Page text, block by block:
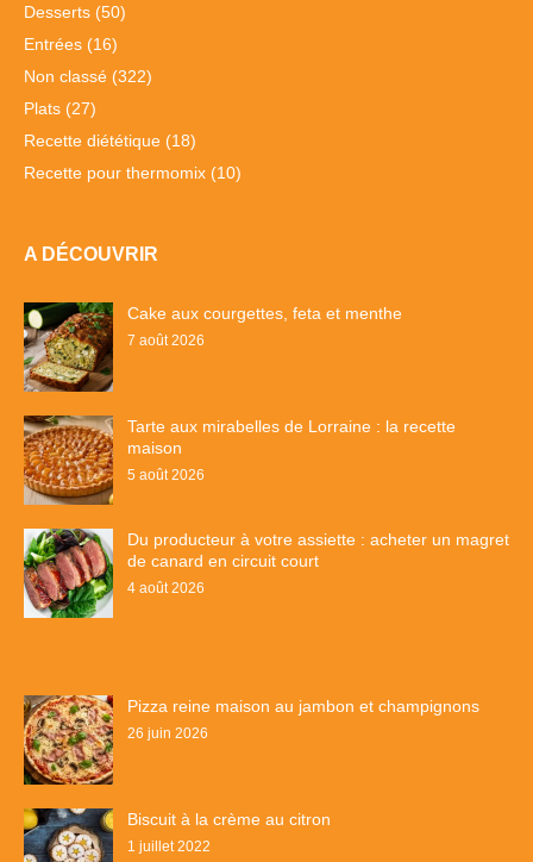
Desserts (50)
Entrées (16)
Non classé (322)
Plats (27)
Recette diététique (18)
Recette pour thermomix (10)
A DÉCOUVRIR
Cake aux courgettes, feta et menthe
7 août 2026
Tarte aux mirabelles de Lorraine : la recette
maison
5 août 2026
Du producteur à votre assiette : acheter un magret
de canard en circuit court
4 août 2026
Pizza reine maison au jambon et champignons
26 juin 2026
Biscuit à la crème au citron
1 juillet 2022